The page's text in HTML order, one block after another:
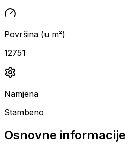
Površina (u m²)
12751
Namjena
Stambeno
Osnovne informacije